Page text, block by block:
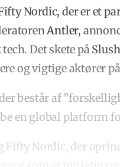
Nordic, der er et
Antler,
Det skete påSlush
og vigtige aktører
består af
en global platform
Fifty Nordic, der